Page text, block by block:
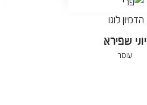
יוני שפירא
עומר